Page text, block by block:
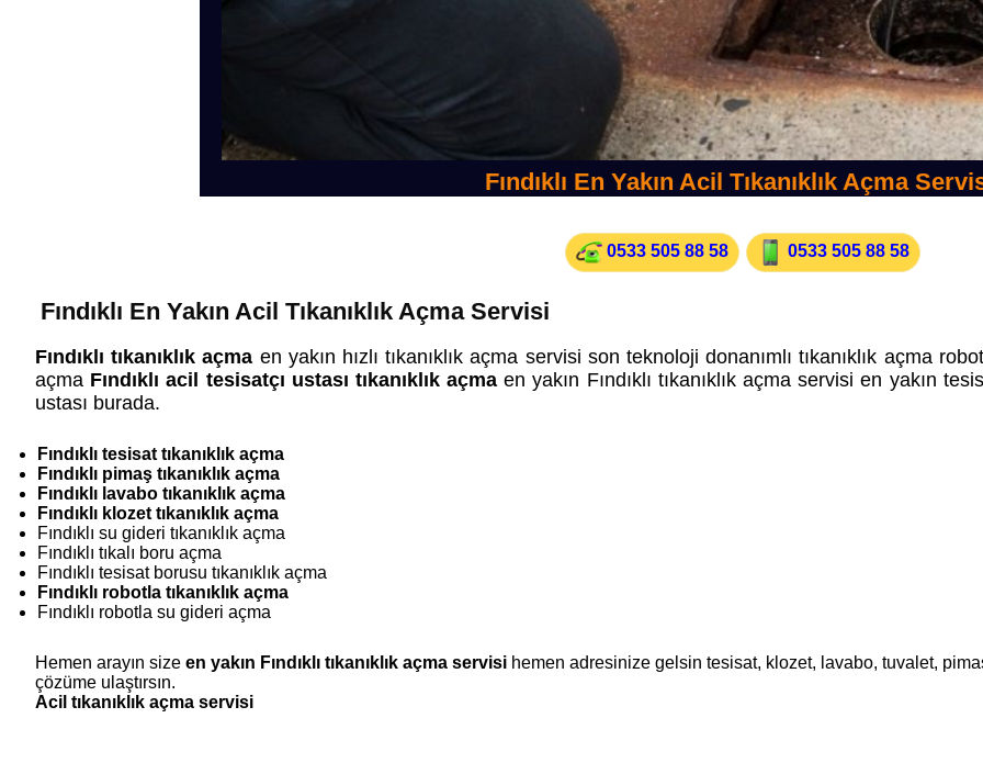
Fındıklı En Yakın Acil Tıkanıklık Açma
0533 505 88 58 0533 505 88 58
Fındıklı En Yakın Acil Tıkanıklık Açma Servisi
Fındıklı tıkanıklık açma en yakın hızlı tıkanıklık açma servisi son teknoloji donanımlı tıkanıklık açma
açma Fındıklı acil tesisatçı ustası tıkanıklık açma en yakın Fındıklı tıkanıklık açma servisi en yakın
ustası burada.
Fındıklı tesisat tıkanıklık açma
Fındıklı pimaş tıkanıklık açma
Fındıklı lavabo tıkanıklık açma
Fındıklı klozet tıkanıklık açma
Fındıklı su gideri tıkanıklık açma
Fındıklı tıkalı boru açma
Fındıklı tesisat borusu tıkanıklık açma
Fındıklı robotla tıkanıklık açma
Fındıklı robotla su gideri açma
Hemen arayın size en yakın Fındıklı tıkanıklık açma servisi hemen adresinize gelsin tesisat, klozet, lavabo, tuvalet,
çözüme ulaştırsın.
Acil tıkanıklık açma servisi